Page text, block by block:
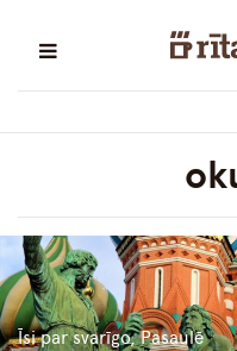
Īsi par svarīgo, Pasaulē